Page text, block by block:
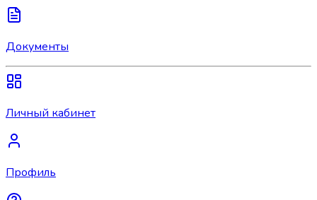
Документы
Личный кабинет
Профиль